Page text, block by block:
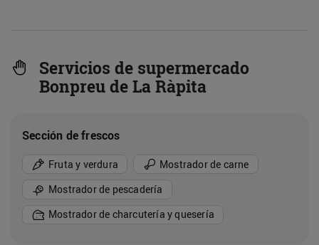
Servicios de supermercado
Bonpreu de La Ràpita
Sección de frescos
Fruta y verdura
Mostrador de carne
Mostrador de pescadería
Mostrador de charcutería y quesería